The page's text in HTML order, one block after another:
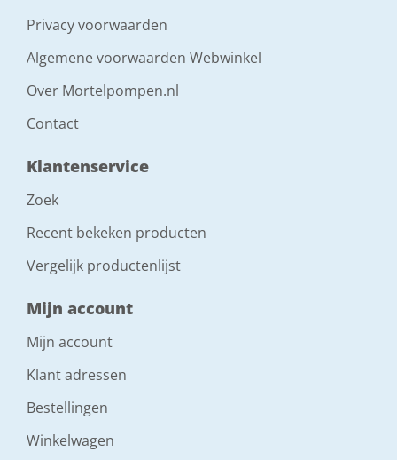
Privacy voorwaarden
Algemene voorwaarden Webwinkel
Over Mortelpompen.nl
Contact
Klantenservice
Zoek
Recent bekeken producten
Vergelijk productenlijst
Mijn account
Mijn account
Klant adressen
Bestellingen
Winkelwagen